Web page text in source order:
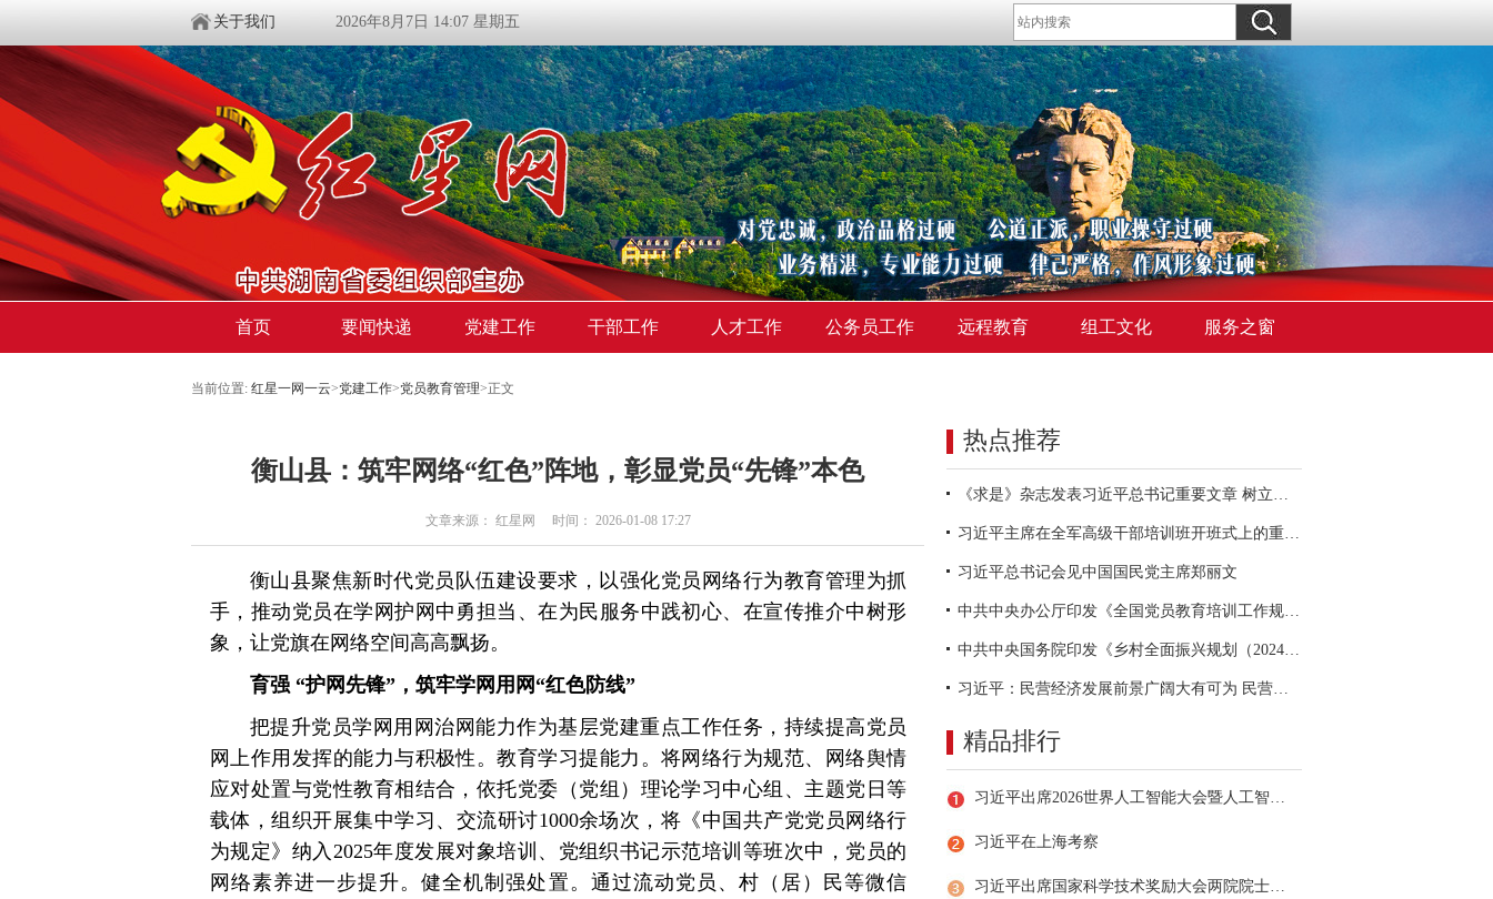
关于我们 2026年8月7日 14:07 星期五
首页 要闻快递 党建工作 干部工作 人才工作 公务员工作 远程教育 组工文化 服务之窗
当前位置: 红星一网一云>党建工作>党员教育管理>正文
衡山县：筑牢网络“红色”阵地，彰显党员“先锋”本色
文章来源： 红星网 时间： 2026-01-08 17:27
衡山县聚焦新时代党员队伍建设要求，以强化党员网络行为教育管理为抓
手，推动党员在学网护网中勇担当、在为民服务中践初心、在宣传推介中树形
象，让党旗在网络空间高高飘扬。
育强 “护网先锋”，筑牢学网用网“红色防线”
把提升党员学网用网治网能力作为基层党建重点工作任务，持续提高党员
网上作用发挥的能力与积极性。教育学习提能力。将网络行为规范、网络舆情
应对处置与党性教育相结合，依托党委（党组）理论学习中心组、主题党日等
载体，组织开展集中学习、交流研讨1000余场次，将《中国共产党党员网络行
为规定》纳入2025年度发展对象培训、党组织书记示范培训等班次中，党员的
网络素养进一步提升。健全机制强处置。通过流动党员、村（居）民等微信
热点推荐
《求是》杂志发表习近平总书记重要文章 树立和践行正确政绩观
习近平主席在全军高级干部培训班开班式上的重要讲话引领全军开展思想整风、深化政治整训
习近平总书记会见中国国民党主席郑丽文
中共中央办公厅印发《全国党员教育培训工作规划（2024－2028年）》
中共中央国务院印发《乡村全面振兴规划（2024—2027年）》
习近平：民营经济发展前景广阔大有可为 民营企业和民营企业家大显身手正当其时
精品排行
习近平出席2026世界人工智能大会暨人工智能全球治理高级别会议开幕式并发表主旨讲话
习近平在上海考察
习近平出席国家科学技术奖励大会两院院士大会中国科协第十一次全国代表大会并发表重要讲话